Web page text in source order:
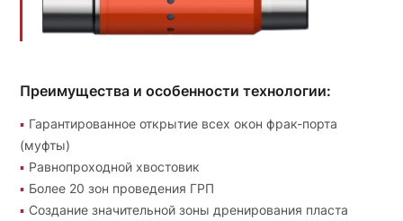
Преимущества и особенности технологии:
Гарантированное открытие всех окон фрак-порта
(муфты)
Равнопроходной хвостовик
Более 20 зон проведения ГРП
Создание значительной зоны дренирования пласта